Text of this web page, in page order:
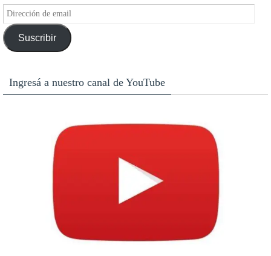
Dirección
de
emailSuscribir
Ingresá a nuestro canal de YouTube